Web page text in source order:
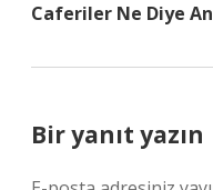
Caferiler Ne Diye
Bir yanıt yazın